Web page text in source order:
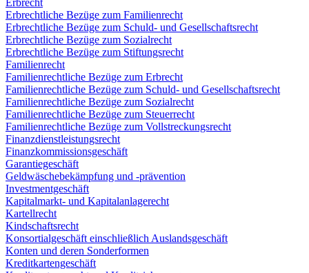
Erbrechtliche Bezüge zum Familienrecht
Erbrechtliche Bezüge zum Schuld- und Gesellschaftsrecht
Erbrechtliche Bezüge zum Sozialrecht
Erbrechtliche Bezüge zum Stiftungsrecht
Familienrecht
Familienrechtliche Bezüge zum Erbrecht
Familienrechtliche Bezüge zum Schuld- und Gesellschaftsrecht
Familienrechtliche Bezüge zum Sozialrecht
Familienrechtliche Bezüge zum Steuerrecht
Familienrechtliche Bezüge zum Vollstreckungsrecht
Finanzdienstleistungsrecht
Finanzkommissionsgeschäft
Garantiegeschäft
Geldwäschebekämpfung und -prävention
Investmentgeschäft
Kapitalmarkt- und Kapitalanlagerecht
Kartellrecht
Kindschaftsrecht
Konsortialgeschäft einschließlich Auslandsgeschäft
Konten und deren Sonderformen
Kreditkartengeschäft